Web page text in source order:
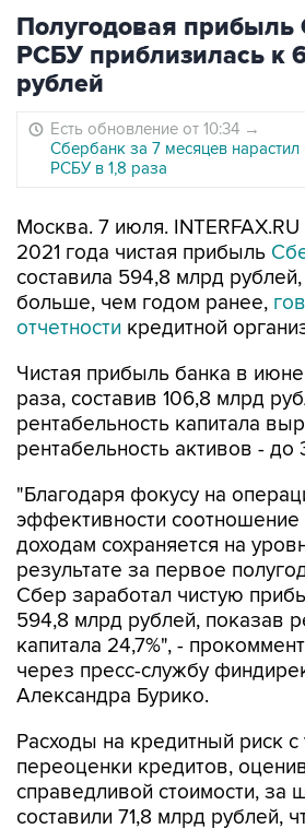
Полугодовая прибыль
РСБУ приблизилась к
рублей
Есть обновление от 10:34 →
Сбербанк за 7 месяцев
РСБУ в 1,8 раза
Москва. 7 июля.
2021 года чистая прибыль
составила 594,8 млрд рублей,
больше, чем годом ранее,
отчетности кредитной
Чистая прибыль банка в июне
раза, составив 106,8 млрд
рентабельность капитала
рентабельность активов - до
"Благодаря фокусу на
эффективности соотношение
доходам сохраняется на
результате за первое
Сбер заработал чистую
594,8 млрд рублей, показав
капитала 24,7%", -
через пресс-службу
Александра Бурико.
Расходы на кредитный риск с
переоценки кредитов,
справедливой стоимости, за
составили 71,8 млрд рублей,